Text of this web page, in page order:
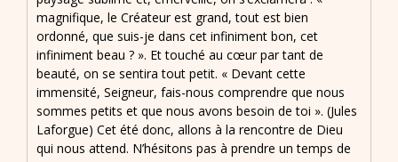
magnifique, le Créateur est grand, tout est bien
ordonné, que suis-je dans cet infiniment bon, cet
infiniment beau ? ». Et touché au cœur par tant de
beauté, on se sentira tout petit. « Devant cette
immensité, Seigneur, fais-nous comprendre que nous
sommes petits et que nous avons besoin de toi ». (Jules
Laforgue) Cet été donc, allons à la rencontre de Dieu
qui nous attend. N’hésitons pas à prendre un temps de